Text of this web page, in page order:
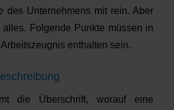
des Unternehmens mit rein. Aber
Folgende Punkte müssen in
enthalten sein.
die Überschrift, worauf eine